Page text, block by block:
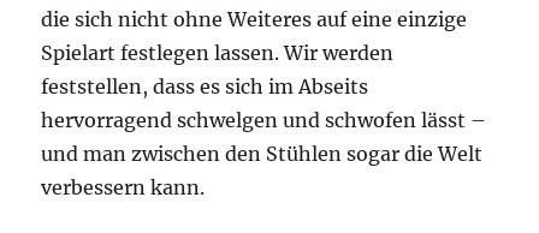
die sich nicht ohne Weiteres auf eine einzige
Spielart festlegen lassen. Wir werden
feststellen, dass es sich im Abseits
hervorragend schwelgen und schwofen lässt –
und man zwischen den Stühlen sogar die Welt
verbessern kann.